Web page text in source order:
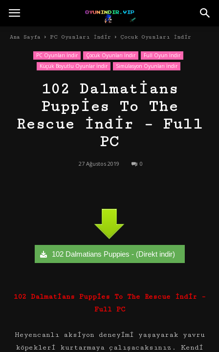
Ana Sayfa PC Oyunları İndir Çocuk Oyunları İndir
PC Oyunları İndir Çocuk Oyunları İndir
Full Oyun İndir
Küçük Boyutlu Oyunlar İndir
Simülasyon Oyunları İndir
102 Dalmatians
Puppies To The
Rescue İndir – Full
PC
27 Ağustos 2019 0
102 Dalmatians Puppies - (Direkt indir)
102 Dalmatians Puppies To The Rescue İndir –
Full PC
Heyencanlı aksiyon deneyimi yaşayarak yavru
köpekleri kurtarmaya çalışacaksınız. Kendi